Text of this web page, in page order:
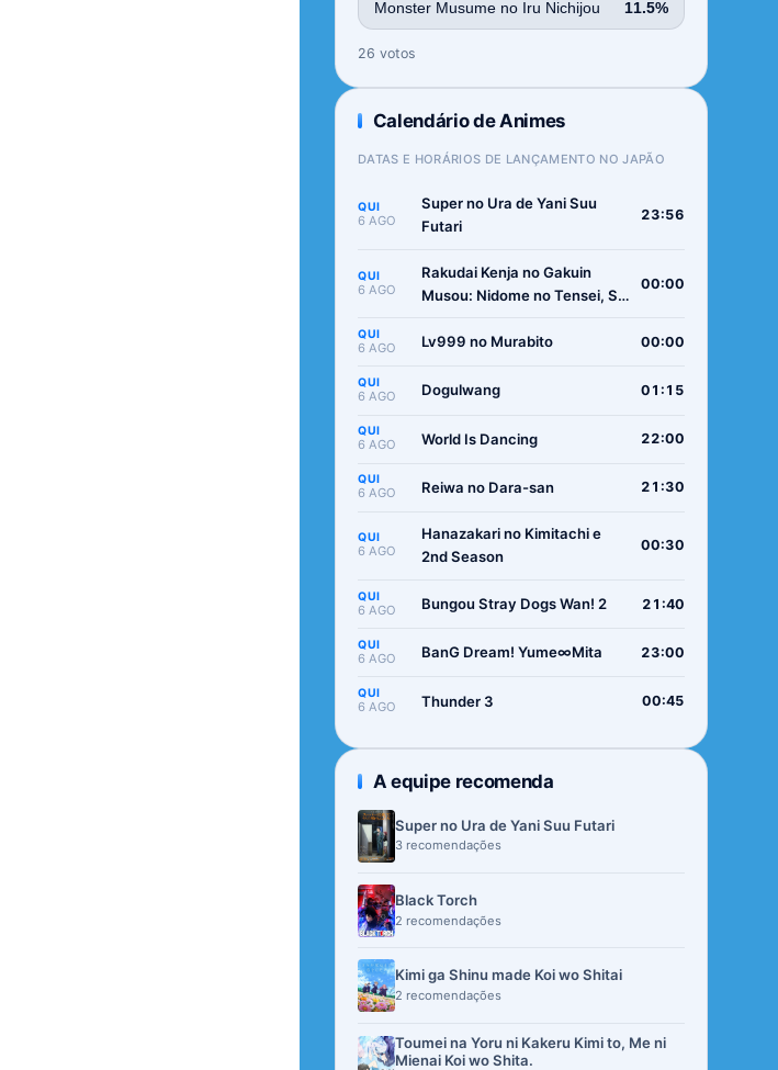
Monster Musume no Iru Nichijou 11.5%
26 votos
Calendário de Animes
DATAS E HORÁRIOS DE LANÇAMENTO NO JAPÃO
QUI
6 AGO
Super no Ura de Yani Suu
Futari
23:56
QUI
6 AGO
Rakudai Kenja no Gakuin
Musou: Nidome no Tensei, S-
Boukenroku
00:00
QUI
6 AGO Lv999 no Murabito 00:00
QUI
6 AGO Dogulwang 01:15
QUI
6 AGO World Is Dancing 22:00
QUI
6 AGO Reiwa no Dara-san 21:30
QUI
6 AGO
Hanazakari no Kimitachi e
2nd Season
00:30
QUI
6 AGO Bungou Stray Dogs Wan! 2 21:40
QUI
6 AGO BanG Dream! Yume∞Mita 23:00
QUI
6 AGO Thunder 3 00:45
A equipe recomenda
Super no Ura de Yani Suu Futari
3 recomendações
Black Torch
2 recomendações
Kimi ga Shinu made Koi wo Shitai
2 recomendações
Toumei na Yoru ni Kakeru Kimi to, Me ni
Mienai Koi wo Shita.